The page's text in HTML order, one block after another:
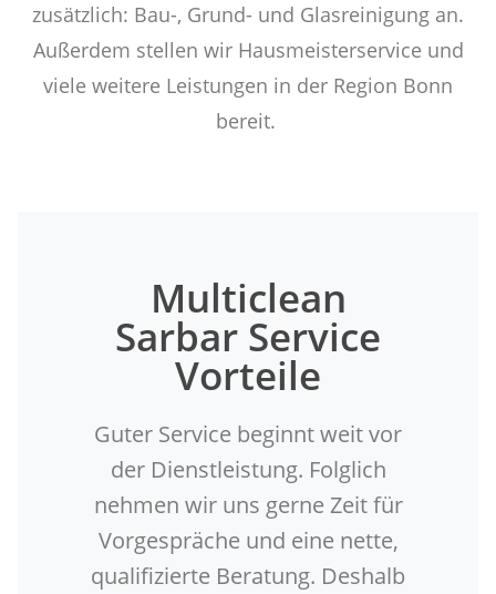
zusätzlich: Bau-, Grund- und Glasreinigung an.
Außerdem stellen wir Hausmeisterservice und
viele weitere Leistungen in der Region Bonn
bereit.
Multiclean
Sarbar Service
Vorteile
Guter Service beginnt weit vor
der Dienstleistung. Folglich
nehmen wir uns gerne Zeit für
Vorgespräche und eine nette,
qualifizierte Beratung. Deshalb